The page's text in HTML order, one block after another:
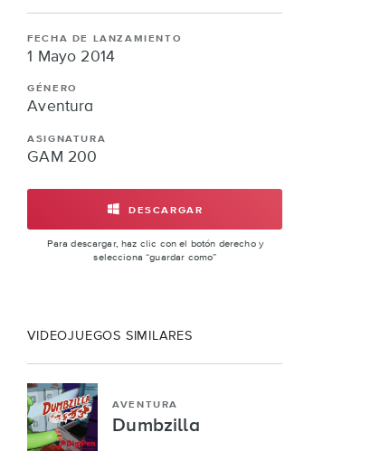
FACEBOOK
TWITTER
FECHA DE LANZAMIENTO
1 Mayo 2014
GÉNERO
Aventura
ASIGNATURA
GAM 200
DESCARGAR
SABOTAGE
Para descargar, haz clic con el botón derecho y
selecciona “guardar como”
VIDEOJUEGOS SIMILARES
AVENTURA
Dumbzilla